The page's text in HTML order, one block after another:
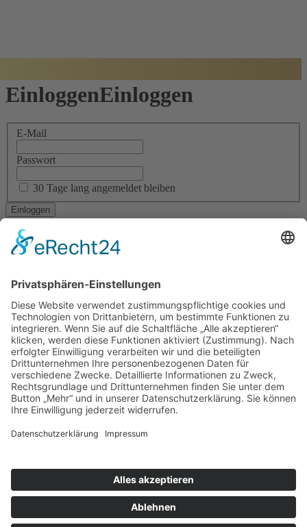
EinloggenEinloggen
E-Mail
Passwort
30 Tage lang angemeldet bleiben
Ich habe mein Passwort vergessen
Navigation
RESIDENTIAL ARCHITECTURE
CORPORATE ARCHITECTURE
PUBLIC + SOCIAL ARCHITECTURE
TICKETVERKAUF
STÄDTEBAU
INTERIOR DESIGN
BAUEN IM BESTAND
LANDSCAPE ARCHITECTURE
ÖKOLOGISCHES BAUEN
BAUEN DER ZUKUNFT!
YOUNG TALENT AWARD
Am Altenheimer Yachthafen 1, 77743 Neuried
info@badap.de